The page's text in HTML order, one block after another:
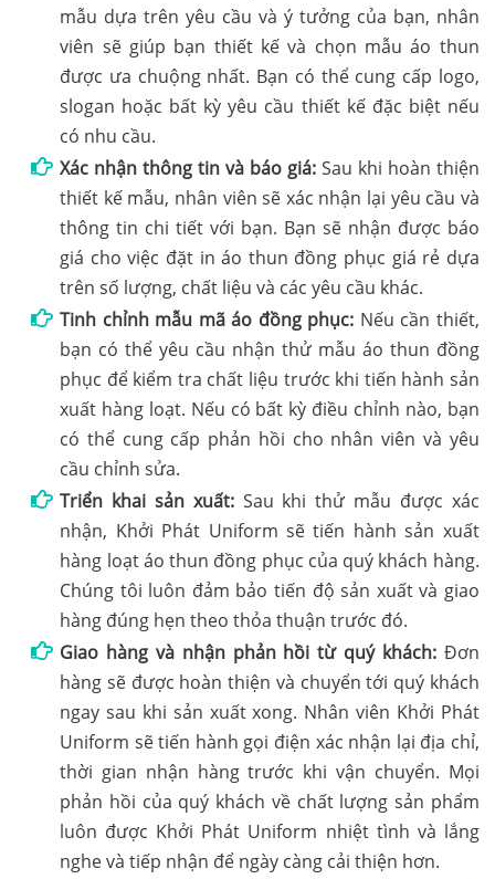
mẫu dựa trên yêu cầu và ý tưởng của bạn, nhân
viên sẽ giúp bạn thiết kế và chọn mẫu áo thun
được ưa chuộng nhất. Bạn có thể cung cấp logo,
slogan hoặc bất kỳ yêu cầu thiết kế đặc biệt nếu
có nhu cầu.
Xác nhận thông tin và báo giá:Sau khi hoàn thiện
thiết kế mẫu, nhân viên sẽ xác nhận lại yêu cầu và
thông tin chi tiết với bạn. Bạn sẽ nhận được báo
giá cho việc đặt in áo thun đồng phục giá rẻ dựa
trên số lượng, chất liệu và các yêu cầu khác.
Tinh chỉnh mẫu mã áo đồng phục: Nếu cần thiết,
bạn có thể yêu cầu nhận thử mẫu áo thun đồng
phục để kiểm tra chất liệu trước khi tiến hành sản
xuất hàng loạt. Nếu có bất kỳ điều chỉnh nào, bạn
có thể cung cấp phản hồi cho nhân viên và yêu
cầu chỉnh sửa.
Triển khai sản xuất:Sau khi thử mẫu được xác
nhận, Khởi Phát Uniform sẽ tiến hành sản xuất
hàng loạt áo thun đồng phục của quý khách hàng.
Chúng tôi luôn đảm bảo tiến độ sản xuất và giao
hàng đúng hẹn theo thỏa thuận trước đó.
Giao hàng và nhận phản hồi từ quý khách:Đơn
hàng sẽ được hoàn thiện và chuyển tới quý khách
ngay sau khi sản xuất xong. Nhân viên Khởi Phát
Uniform sẽ tiến hành gọi điện xác nhận lại địa chỉ,
thời gian nhận hàng trước khi vận chuyển. Mọi
phản hồi của quý khách về chất lượng sản phẩm
luôn được Khởi Phát Uniform nhiệt tình và lắng
nghe và tiếp nhận để ngày càng cải thiện hơn.